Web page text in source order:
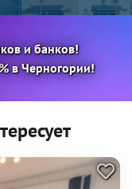
и банков!
в Черногории!